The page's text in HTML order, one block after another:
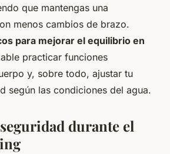
que mantengas una
menos cambios de brazo.
para mejorar el equilibrio en
practicar funciones
y, sobre todo, ajustar tu
según las condiciones del agua.
durante el